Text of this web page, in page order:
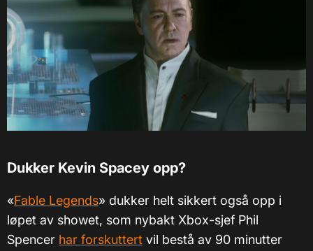
Dukker Kevin Spacey opp?
«Fable Legends» dukker helt sikkert også opp i
løpet av showet, som nybakt Xbox-sjef Phil
Spencer har forskuttert vil bestå av 90 minutter